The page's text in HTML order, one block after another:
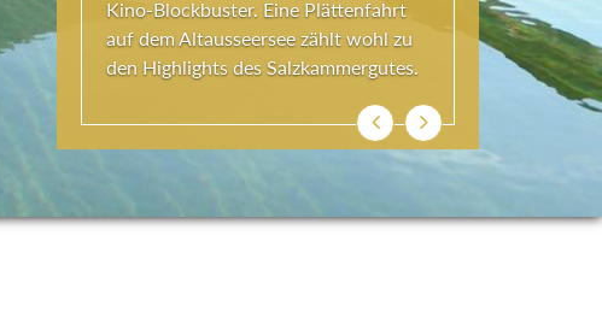
kommt aus der Natur und ihren
ewigen Gestalten – den Bergen und
Seen.
ZurückWeiter